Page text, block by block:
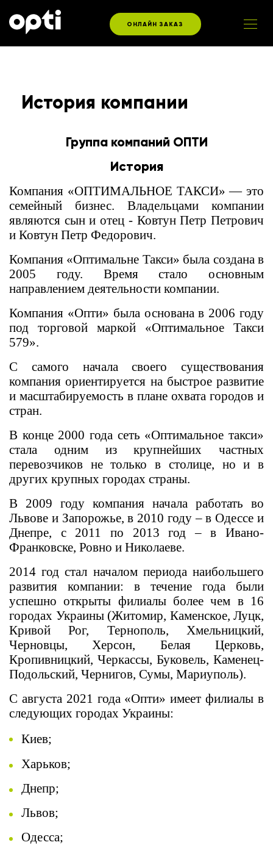
ОНЛАЙН ЗАКАЗ
История компании
Группа компаний ОПТИ
История
Компания «ОПТИМАЛЬНОЕ ТАКСИ» — это
семейный бизнес. Владельцами компании
являются сын и отец - Ковтун Петр Петрович
и Ковтун Петр Федорович.
Компания «Оптимальне Такси» была создана в
2005 году. Время стало основным
направлением деятельности компании.
Компания «Опти» была основана в 2006 году
под торговой маркой «Оптимальное Такси
579».
С самого начала своего существования
компания ориентируется на быстрое развитие
и масштабируемость в плане охвата городов и
стран.
В конце 2000 года сеть «Оптимальное такси»
стала одним из крупнейших частных
перевозчиков не только в столице, но и в
других крупных городах страны.
В 2009 году компания начала работать во
Львове и Запорожье, в 2010 году – в Одессе и
Днепре, с 2011 по 2013 год – в Ивано-
Франковске, Ровно и Николаеве.
2014 год стал началом периода наибольшего
развития компании: в течение года были
успешно открыты филиалы более чем в 16
городах Украины (Житомир, Каменское, Луцк,
Кривой Рог, Тернополь, Хмельницкий,
Черновцы, Херсон, Белая Церковь,
Кропивницкий, Черкассы, Буковель, Каменец-
Подольский, Чернигов, Сумы, Мариуполь).
С августа 2021 года «Опти» имеет филиалы в
следующих городах Украины:
Киев;
Харьков;
Днепр;
Львов;
Одесса;